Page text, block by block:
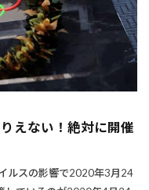
えない！絶対に開催
ルスの影響で2020年3月24